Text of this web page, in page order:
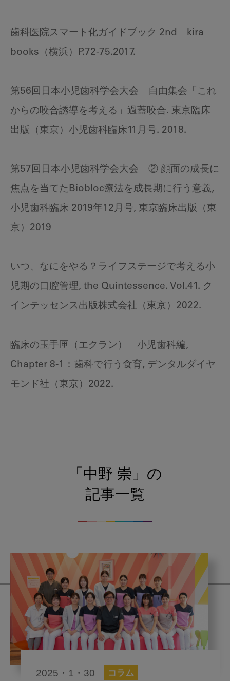
歯科医院スマート化ガイドブック 2nd」kira
books（横浜）P.72-75.2017.
第56回日本小児歯科学会大会 自由集会「これ
からの咬合誘導を考える」過蓋咬合. 東京臨床
出版（東京）小児歯科臨床11月号. 2018.
第57回日本小児歯科学会大会 ② 顔面の成長に
焦点を当てたBiobloc療法を成長期に行う意義,
小児歯科臨床 2019年12月号, 東京臨床出版（東
京）2019
いつ、なにをやる？ライフステージで考える小
児期の口腔管理, the Quintessence. Vol.41. ク
インテッセンス出版株式会社（東京）2022.
臨床の玉手匣（エクラン） 小児歯科編,
Chapter 8-1：歯科で行う食育, デンタルダイヤ
モンド社（東京）2022.
「中野 崇」の
記事一覧
2025・1・30 コラム